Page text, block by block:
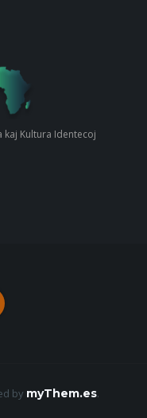
kaj Kultura Identecoj
by myThem.es.